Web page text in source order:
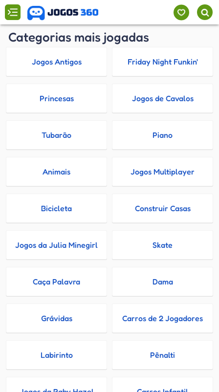
Categorias mais jogadas
Jogos Antigos Friday Night Funkin'
Princesas Jogos de Cavalos
Tubarão Piano
Animais Jogos Multiplayer
Bicicleta Construir Casas
Jogos da Julia Minegirl Skate
Caça Palavra Dama
Grávidas Carros de 2 Jogadores
Labirinto Pênalti